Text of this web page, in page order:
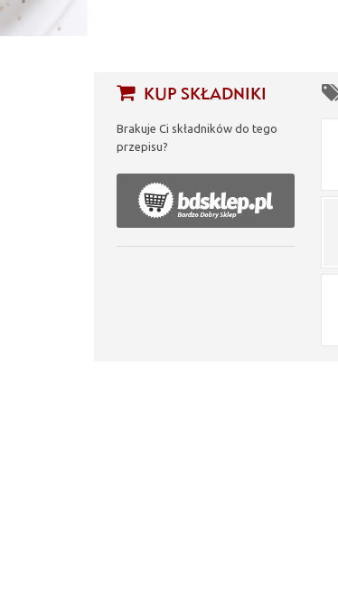
KUP SKŁADNIKI
Brakuje Ci składników do tego
przepisu?